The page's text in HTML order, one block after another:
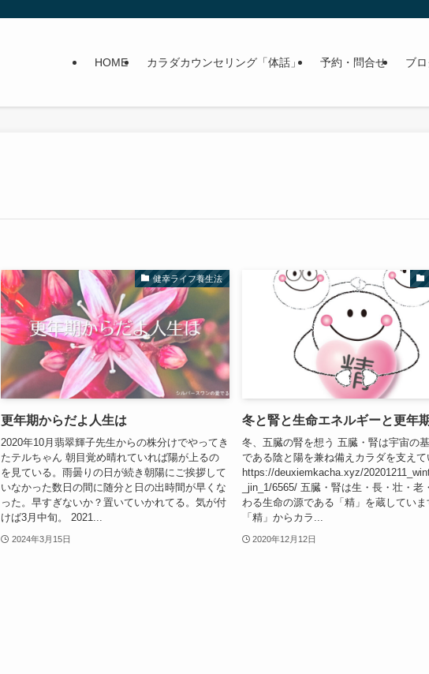
HOME カラダカウンセリング「体話」 予約・問合せ ブ
健幸ライフ養生法
更年期からだよ人生は
2020年10月翡翠輝子先生からの株分けでやってき
たテルちゃん 朝目覚め晴れていれば陽が上るの
を見ている。雨曇りの日が続き朝陽にご挨拶して
いなかった数日の間に随分と日の出時間が早くな
った。早すぎないか？置いていかれてる。気が付
けば3月中旬。 2021...
2024年3月15日
冬と腎と生命エネルギーと更年期
冬、五臓の腎を想う 五臓・腎は宇宙の
である陰と陽を兼ね備えカラダを支えて
https://deuxiemkacha.xyz/
_jin_1/6565/ 五臓・腎は生・長・壮・老
わる生命の源である「精」を蔵してい
「精」からカラ...
2020年12月12日